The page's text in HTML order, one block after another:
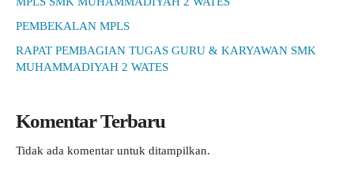
PEMBEKALAN MPLS
RAPAT PEMBAGIAN TUGAS GURU & KARYAWAN SMK
MUHAMMADIYAH 2 WATES
Komentar Terbaru
Tidak ada komentar untuk ditampilkan.